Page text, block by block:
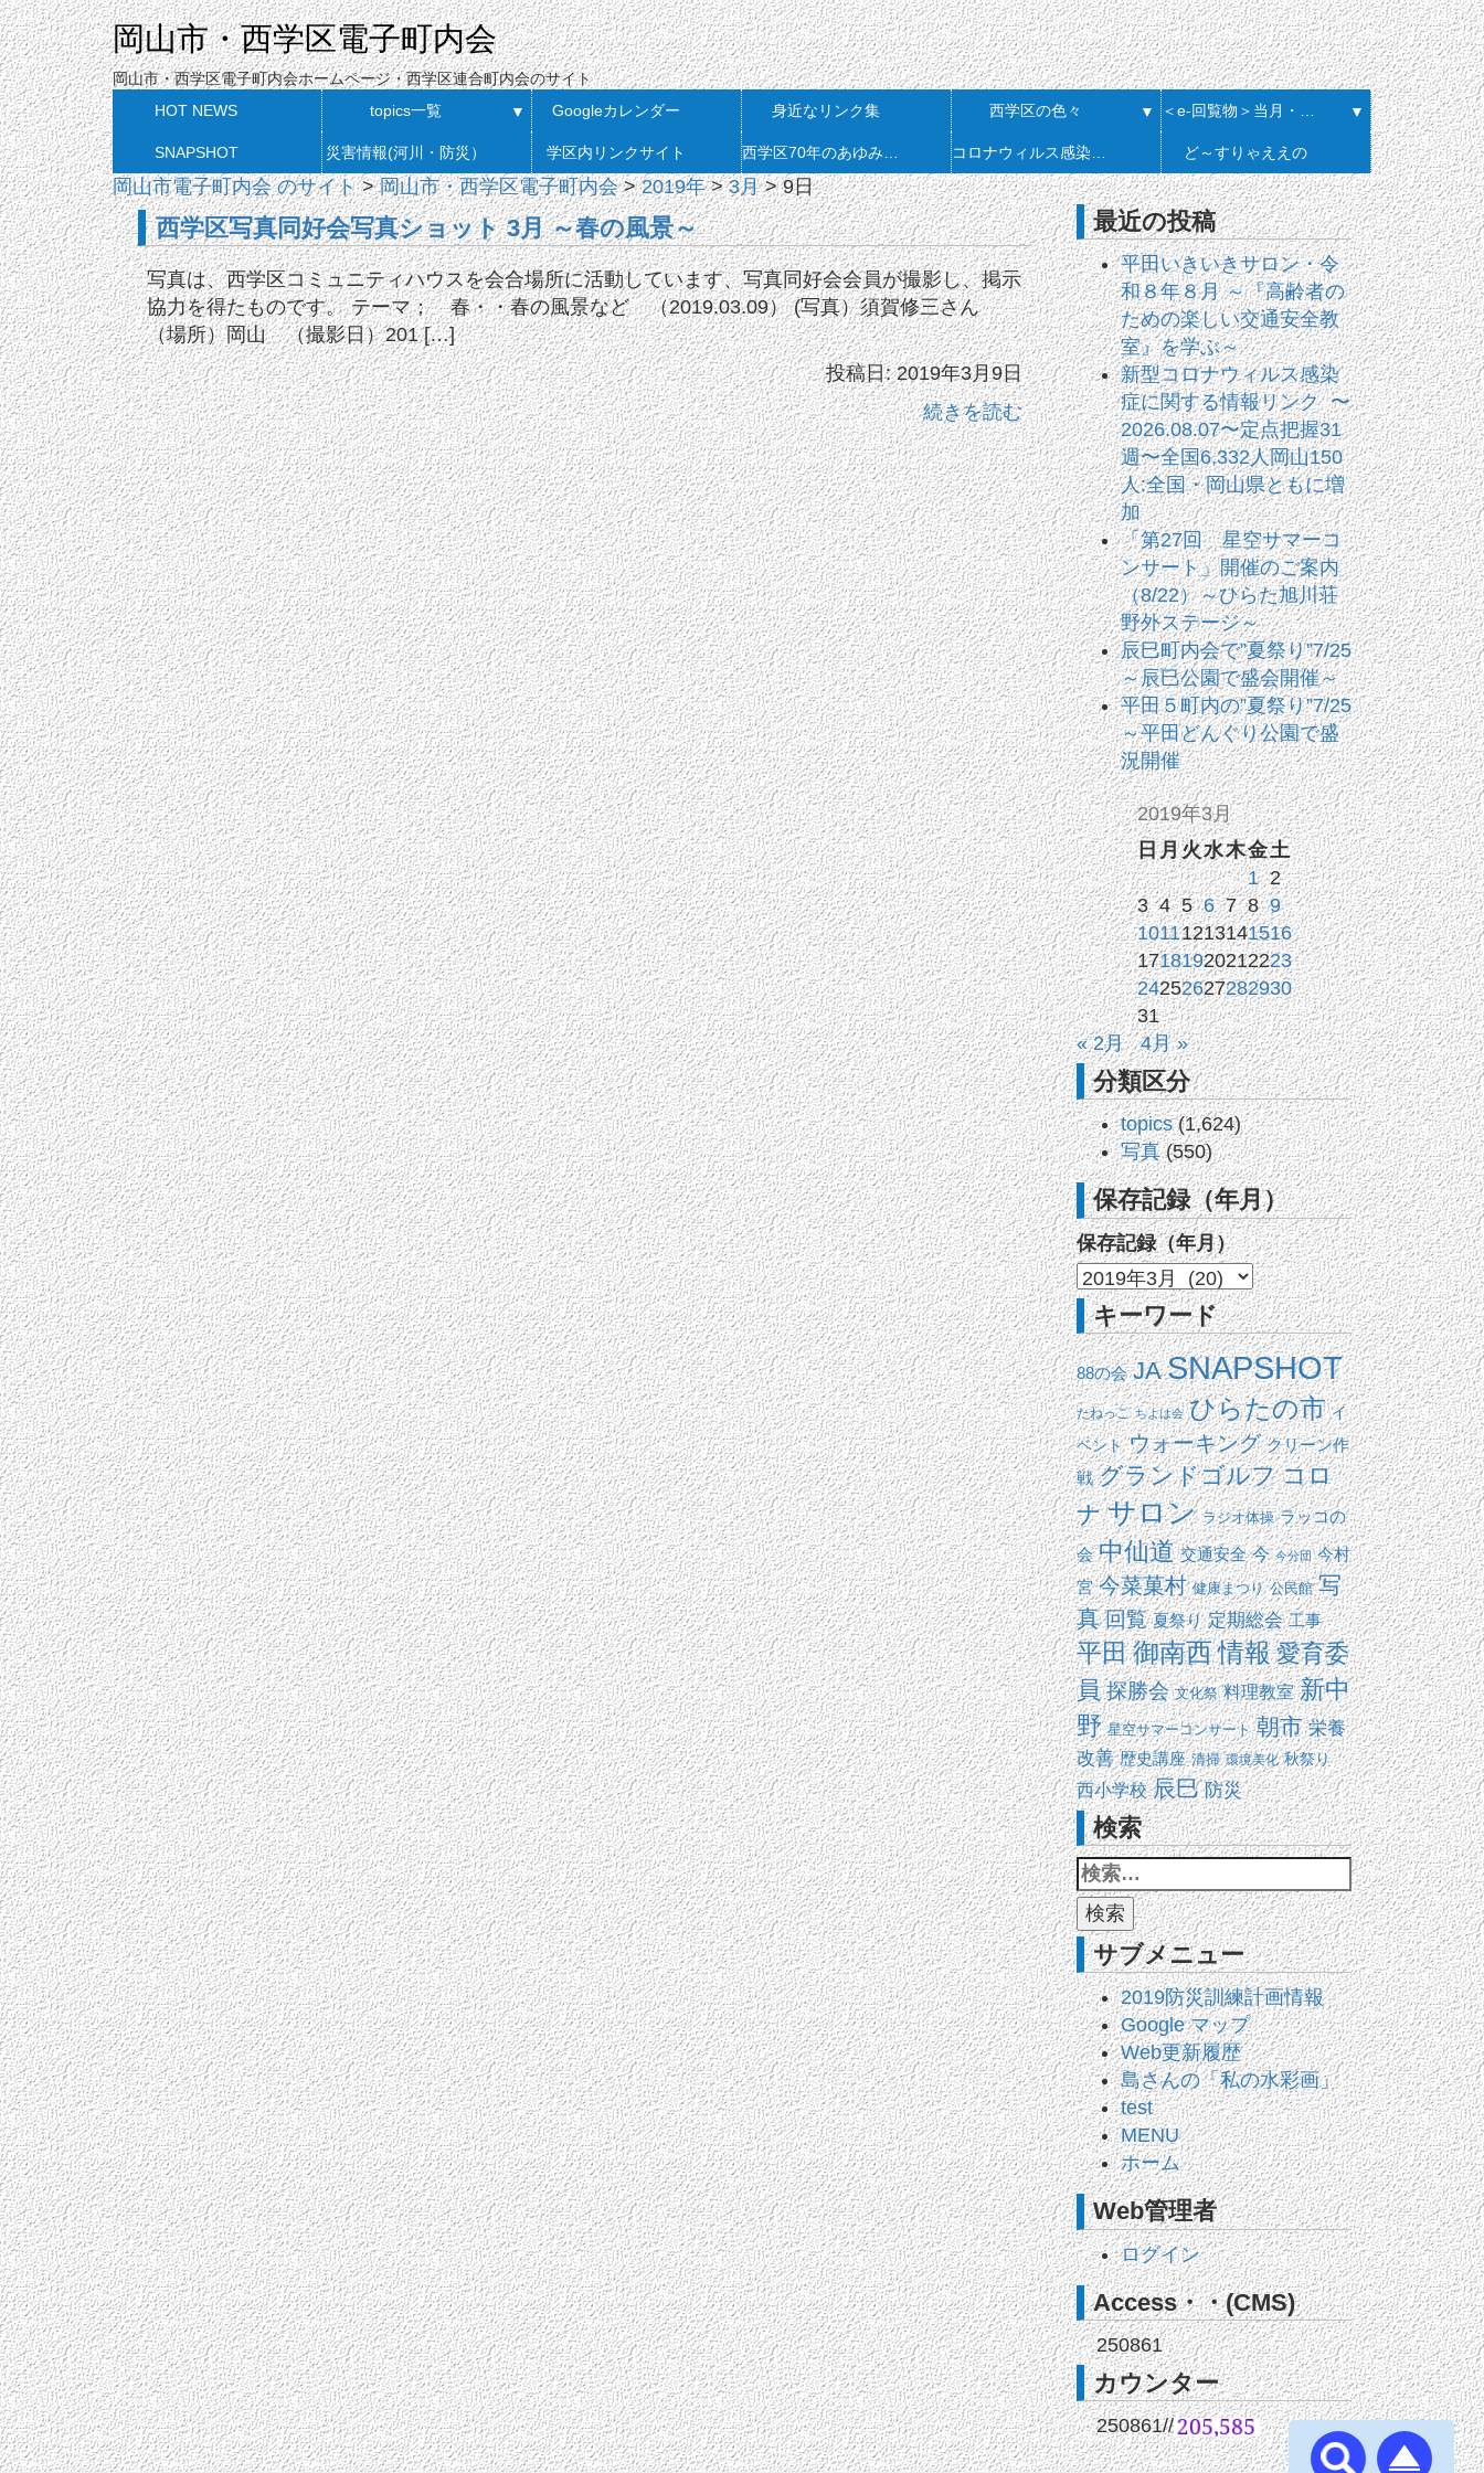
岡山市・西学区電子町内会
岡山市・西学区電子町内会ホームページ・西学区連合町内会のサイト
HOT NEWS
topics一覧 ▼ Googleカレンダー 身近なリンク集 西学区の色々 ▼ ▼
SNAPSHOT 災害情報(河川・防災） 学区内リンクサイト ど～すりゃええの
岡山市電子町内会 のサイト>岡山市・西学区電子町内会>2019年>3月>9日
西学区写真同好会写真ショット 3月 ～春の風景～
写真は、西学区コミュニティハウスを会合場所に活動しています、写真同好会会員が撮影し、掲示
協力を得たものです。 テーマ； 春・・春の風景など （2019.03.09） (写真）須賀修三さん
（場所）岡山 （撮影日）201 […]
投稿日: 2019年3月9日
続きを読む
最近の投稿
平田いきいきサロン・令
和８年８月 ～『高齢者の
ための楽しい交通安全教
室』を学ぶ～
新型コロナウィルス感染
症に関する情報リンク 〜
2026.08.07〜定点把握31
週〜全国6,332人岡山150
人:全国・岡山県ともに増
加
「第27回 星空サマーコ
ンサート」開催のご案内
（8/22）～ひらた旭川荘
野外ステージ～
辰巳町内会で”夏祭り”7/25
～辰巳公園で盛会開催～
平田５町内の”夏祭り”7/25
～平田どんぐり公園で盛
況開催
2019年3月
日月火水木金土
1 2
3 4 5 6 7 8 9
10111213141516
17181920212223
24252627282930
31
« 2月
4月 »
分類区分
topics(1,624)
写真(550)
保存記録（年月）
保存記録（年月）
キーワード
88の会 JA SNAPSHOT
たねっこ ちよは会 ひらたの市 イ
ベント ウォーキング クリーン作
戦 グランドゴルフ コロ
ナ サロン ラジオ体操 ラッコの
会 中仙道 交通安全 今 今分団 今村
宮 今菜菓村 健康まつり 公民館 写
真 回覧 夏祭り 定期総会 工事
平田御南西情報 愛育委
員 探勝会 文化祭 料理教室 新中
野 星空サマーコンサート 朝市 栄養
改善 歴史講座 清掃 環境美化 秋祭り
西小学校 辰巳 防災
検索
サブメニュー
2019防災訓練計画情報
Google マップ
Web更新履歴
島さんの「私の水彩画」
test
MENU
ホーム
Web管理者
ログイン
Access・・(CMS)
250861
カウンター
250861//